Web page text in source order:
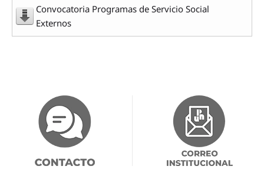
Convocatoria Programas de Servicio Social
Externos